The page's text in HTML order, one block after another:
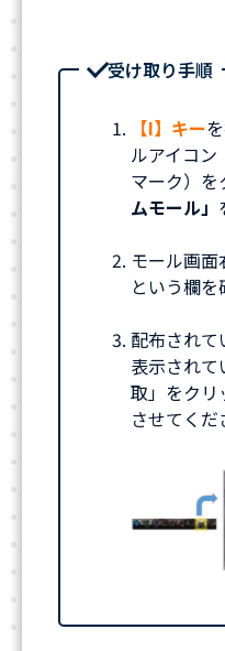
受け取り手順
【I】キー
ルアイコン
マーク）を
ムモール」
モール画面
という欄を
配布されて
表示されて
取」をクリ
させてくだ